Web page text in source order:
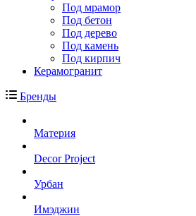
Под мрамор
Под бетон
Под дерево
Под камень
Под кирпич
Керамогранит
Бренды
Материя
Decor Project
Урбан
Имэджин